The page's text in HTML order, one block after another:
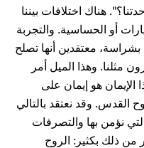
هناك اختلافات بيننا
أو الحساسية. والتجربة
معتقدين أنها تصلح
مثلنا. وهذا الميل أمر
الإيمان هو إيمان على
القدس. وقد نعتقد بالتالي
نؤمن بها والتصرفات
من ذلك بكثير: الروح